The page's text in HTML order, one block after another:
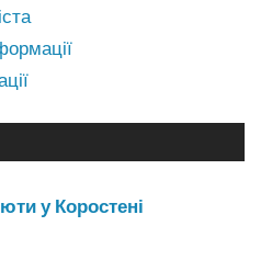
у Коростені